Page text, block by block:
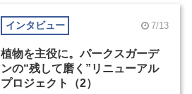
インタビュー 7/13
植物を主役に。パークスガーデ
ンの“残して磨く”リニューアル
プロジェクト（2）